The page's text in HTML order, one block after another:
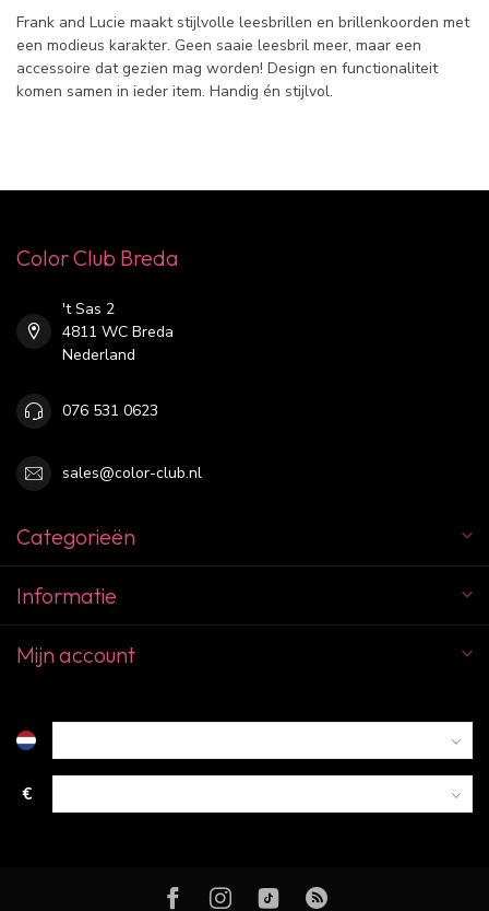
Frank and Lucie maakt stijlvolle leesbrillen en brillenkoorden met
een modieus karakter. Geen saaie leesbril meer, maar een
accessoire dat gezien mag worden! Design en functionaliteit
komen samen in ieder item. Handig én stijlvol.
Color Club Breda
't Sas 2
4811 WC Breda
Nederland
076 531 0623
sales@color-club.nl
Categorieën
Informatie
Mijn account
€